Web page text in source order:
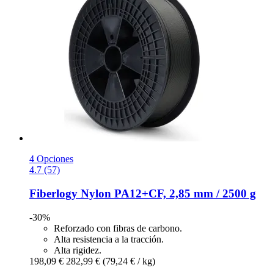
4 Opciones
4.7 (57)
Fiberlogy Nylon PA12+CF, 2,85 mm / 2500 g
-30%
Reforzado con fibras de carbono.
Alta resistencia a la tracción.
Alta rigidez.
198,09 € 282,99 € (79,24 € / kg)